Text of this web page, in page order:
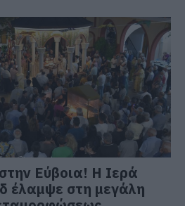
Εύβοια! Η Ιερά
έλαμψε στη μεγάλη